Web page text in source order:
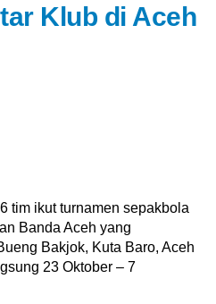
Klub di Aceh
tim ikut turnamen sepakbola
Banda Aceh yang
Bakjok, Kuta Baro, Aceh
23 Oktober – 7